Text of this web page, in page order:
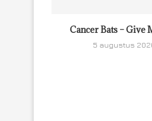
Cancer Bats – Give
5 augustus